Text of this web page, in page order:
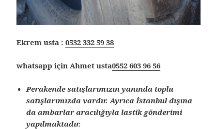
Ekrem usta :0532 332 59 38
whatsapp için Ahmet usta0552 603 96 56
Perakende satışlarımızın yanında toplu
satışlarımızda vardır. Ayrıca İstanbul dışına
da ambarlar aracılığıyla lastik gönderimi
yapılmaktadır.